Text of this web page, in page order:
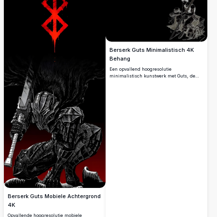
epische, atmosferische anime-
geïnspireerde kunstwerken.
maar krachtige desktopachtergrond.
Berserk Guts Mobiele Achtergrond
4K
Opvallende hoogresolutie mobiele
Berserk Guts Minimalistisch 4K
Behang
Een opvallend hoogresolutie
minimalistisch kunstwerk met Guts, de